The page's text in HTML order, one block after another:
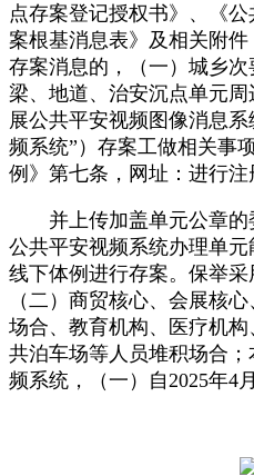
点存案登记授权书》、《
案根基消息表》及相关附
存案消息的，（一）城乡
梁、地道、治安沉点单元
展公共平安视频图像消息
频系统”）存案工做相关事
例》第七条，网址：进行注
并上传加盖单元公章的
公共平安视频系统办理单
线下体例进行存案。保举采
（二）商贸核心、会展核
场合、教育机构、医疗机
共泊车场等人员堆积场合
频系统，（一）自2025年4